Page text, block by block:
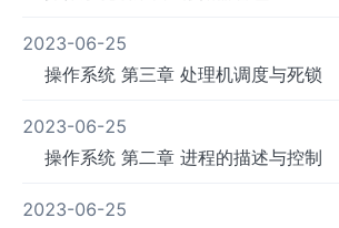
2023-06-25
操作系统 第三章 处理机调度与死锁
2023-06-25
操作系统 第二章 进程的描述与控制
2023-06-25